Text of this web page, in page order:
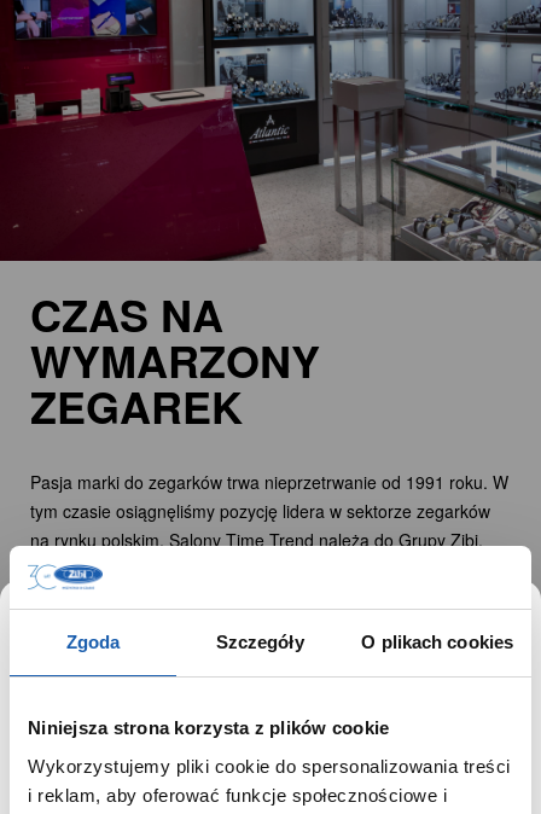
Zgoda Szczegóły O plikach cookies
Niniejsza strona korzysta z plików cookie
Wykorzystujemy pliki cookie do spersonalizowania treści
i reklam, aby oferować funkcje społecznościowe i
CZAS NA
WYMARZONY
ZEGAREK
Pasja marki do zegarków trwa nieprzetrwanie od 1991 roku. W
tym czasie osiągnęliśmy pozycję lidera w sektorze zegarków
na rynku polskim. Salony Time Trend należą do Grupy Zibi,
której misją jest podkreślanie wizerunku i spełnianie marzeń
Klientów. Bogate portfolio marki zawiera ponad 40 marek
znajdziecie między innymi zegarki Casio, Casio G-Shock,
Atlantic, Seiko czy Guess.
ZAINSPIRUJ SIĘ
SZANOWNY UŻYTKOWNIKU,